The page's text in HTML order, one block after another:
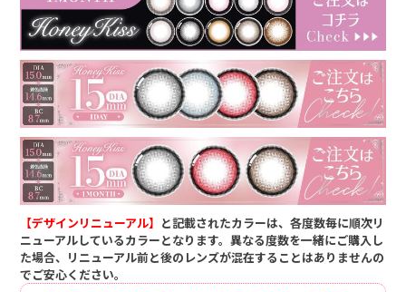
【デザインリニューアル】 と記載されたカラーは、各度数毎に順次リ
ニューアルしているカラーとなります。異なる度数を一緒にご購入し
た場合、リニューアル前と後のレンズが混在することはありませんの
でご安心ください。